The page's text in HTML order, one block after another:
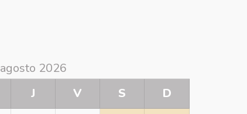
agosto 2026
J V S
D